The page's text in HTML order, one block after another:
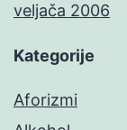
veljača 2006
Kategorije
Aforizmi